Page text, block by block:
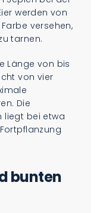
werden von
versehen,
tarnen.
Länge von bis
von vier
Die
liegt bei etwa
bunten